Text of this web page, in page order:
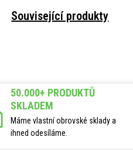
Související produkty
50.000+ PRODUKTŮ
SKLADEM
Máme vlastní obrovské sklady a
ihned odesíláme.